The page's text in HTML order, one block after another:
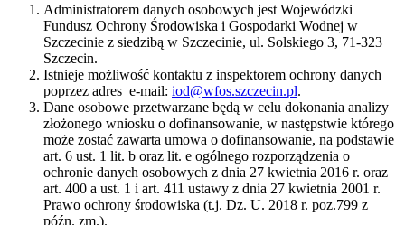
Administratorem danych osobowych jest Wojewódzki
Fundusz Ochrony Środowiska i Gospodarki Wodnej w
Szczecinie z siedzibą w Szczecinie, ul. Solskiego 3, 71-323
Szczecin.
Istnieje możliwość kontaktu z inspektorem ochrony danych
poprzez adres e-mail: iod@wfos.szczecin.pl.
Dane osobowe przetwarzane będą w celu dokonania analizy
złożonego wniosku o dofinansowanie, w następstwie którego
może zostać zawarta umowa o dofinansowanie, na podstawie
art. 6 ust. 1 lit. b oraz lit. e ogólnego rozporządzenia o
ochronie danych osobowych z dnia 27 kwietnia 2016 r. oraz
art. 400 a ust. 1 i art. 411 ustawy z dnia 27 kwietnia 2001 r.
Prawo ochrony środowiska (t.j. Dz. U. 2018 r. poz.799 z
późn. zm.).